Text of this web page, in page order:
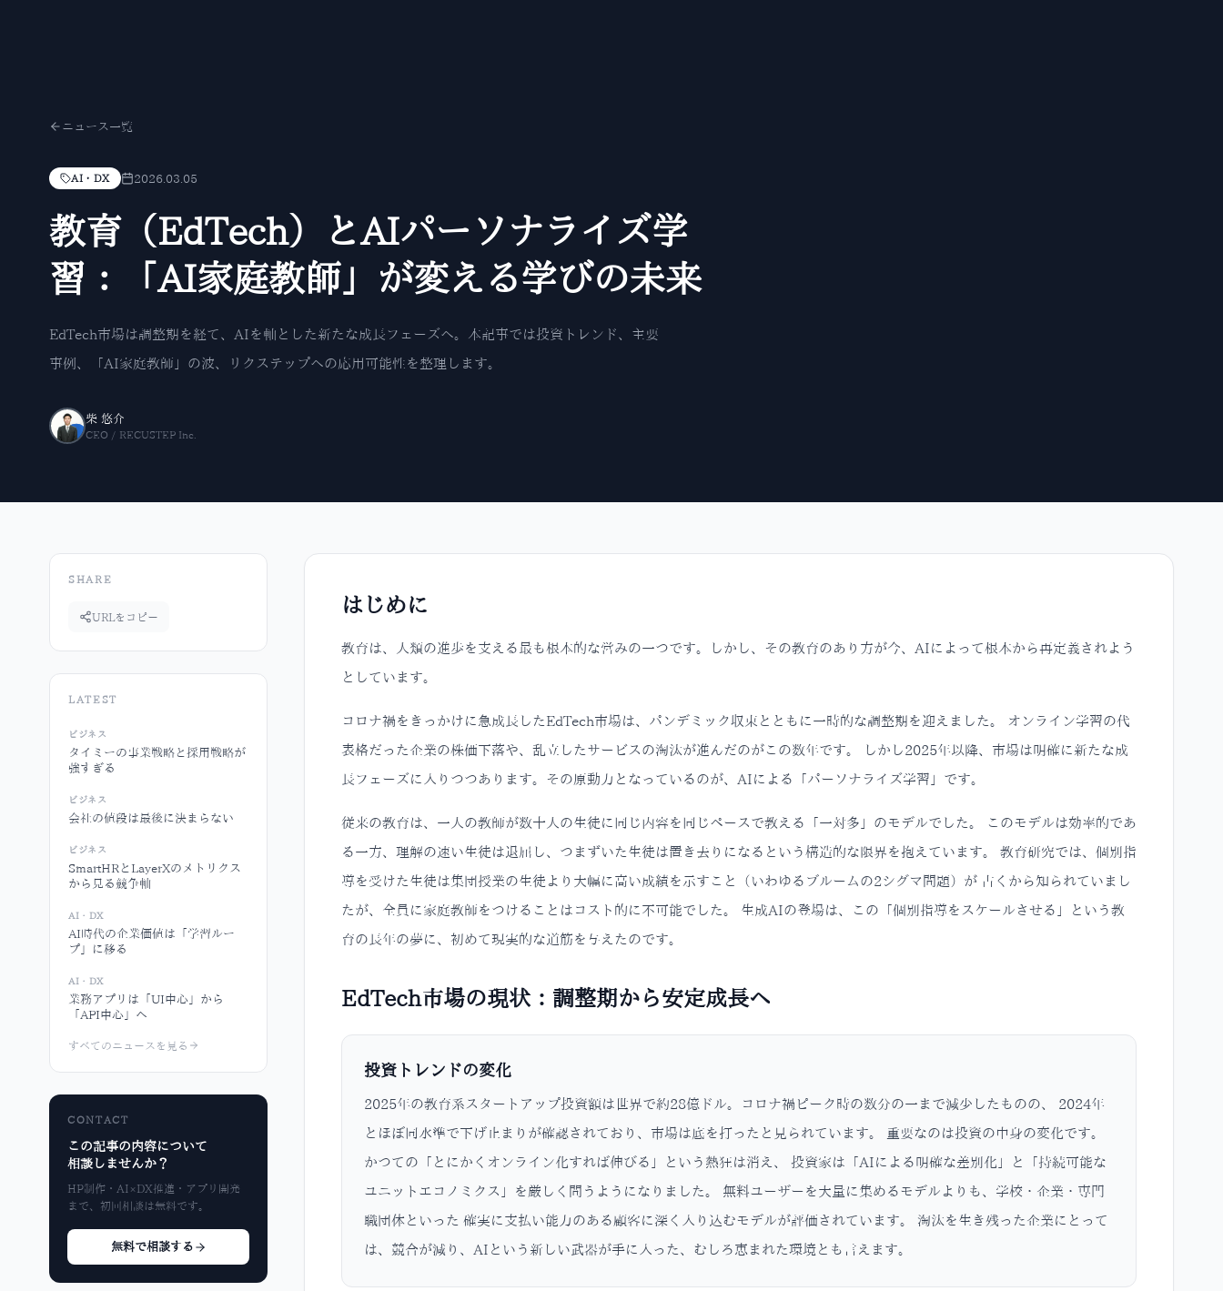
ニュース一覧
AI・DX 2026.03.05
教育（EdTech）とAIパーソナライズ学
習：「AI家庭教師」が変える学びの未来
EdTech市場は調整期を経て、AIを軸とした新たな成長フェーズへ。本記事では投資トレンド、主要
事例、「AI家庭教師」の波、リクステップへの応用可能性を整理します。
柴 悠介
CEO / RECUSTEP Inc.
SHARE
URLをコピー
LATEST
ビジネス
タイミーの事業戦略と採用戦略が
強すぎる
ビジネス
会社の値段は最後に決まらない
ビジネス
SmartHRとLayerXのメトリクス
から見る競争軸
AI・DX
AI時代の企業価値は「学習ルー
プ」に移る
AI・DX
業務アプリは「UI中心」から
「API中心」へ
すべてのニュースを見る
CONTACT
この記事の内容について
相談しませんか？
HP制作・AI×DX推進・アプリ開発
まで、初回相談は無料です。
無料で相談する
はじめに
教育は、人類の進歩を支える最も根本的な営みの一つです。しかし、その教育のあり方が今、AIによって根本から再定義されよう
としています。
コロナ禍をきっかけに急成長したEdTech市場は、パンデミック収束とともに一時的な調整期を迎えました。 オンライン学習の代
表格だった企業の株価下落や、乱立したサービスの淘汰が進んだのがこの数年です。 しかし2025年以降、市場は明確に新たな成
長フェーズに入りつつあります。その原動力となっているのが、AIによる「パーソナライズ学習」です。
従来の教育は、一人の教師が数十人の生徒に同じ内容を同じペースで教える「一対多」のモデルでした。 このモデルは効率的であ
る一方、理解の速い生徒は退屈し、つまずいた生徒は置き去りになるという構造的な限界を抱えています。 教育研究では、個別指
導を受けた生徒は集団授業の生徒より大幅に高い成績を示すこと（いわゆるブルームの2シグマ問題）が 古くから知られていまし
たが、全員に家庭教師をつけることはコスト的に不可能でした。 生成AIの登場は、この「個別指導をスケールさせる」という教
育の長年の夢に、初めて現実的な道筋を与えたのです。
EdTech市場の現状：調整期から安定成長へ
投資トレンドの変化
2025年の教育系スタートアップ投資額は世界で約28億ドル。コロナ禍ピーク時の数分の一まで減少したものの、 2024年
とほぼ同水準で下げ止まりが確認されており、市場は底を打ったと見られています。 重要なのは投資の中身の変化です。
かつての「とにかくオンライン化すれば伸びる」という熱狂は消え、 投資家は「AIによる明確な差別化」と「持続可能な
ユニットエコノミクス」を厳しく問うようになりました。 無料ユーザーを大量に集めるモデルよりも、学校・企業・専門
職団体といった 確実に支払い能力のある顧客に深く入り込むモデルが評価されています。 淘汰を生き残った企業にとって
は、競合が減り、AIという新しい武器が手に入った、むしろ恵まれた環境とも言えます。